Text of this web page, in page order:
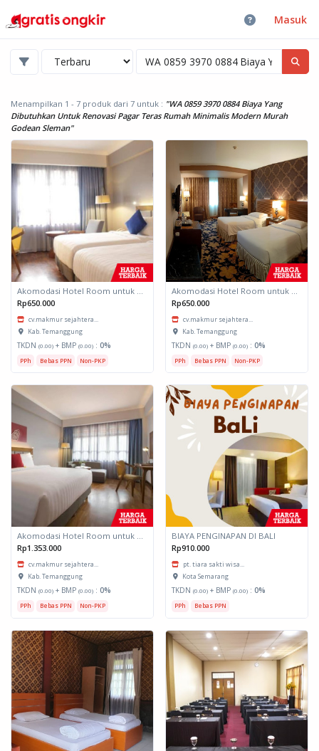
Masuk
Menampilkan 1 - 7 produk dari 7 untuk : "WA 0859 3970 0884 Biaya Yang
Dibutuhkan Untuk Renovasi Pagar Teras Rumah Minimalis Modern Murah
Godean Sleman"
Rp650.000
cv.makmur sejahtera...
Kab. Temanggung
TKDN (0.00) + BMP (0.00) : 0%
PPh Bebas PPN Non-PKP
Rp650.000
cv.makmur sejahtera...
Kab. Temanggung
TKDN (0.00) + BMP (0.00) : 0%
PPh Bebas PPN Non-PKP
Akomodasi Hotel Room untuk daerah Padang, Sumatera Barat
Rp1.353.000
cv.makmur sejahtera...
Kab. Temanggung
TKDN (0.00) + BMP (0.00) : 0%
PPh Bebas PPN Non-PKP
BIAYA PENGINAPAN DI BALI
Rp910.000
pt. tiara sakti wisa...
Kota Semarang
TKDN (0.00) + BMP (0.00) : 0%
PPh Bebas PPN